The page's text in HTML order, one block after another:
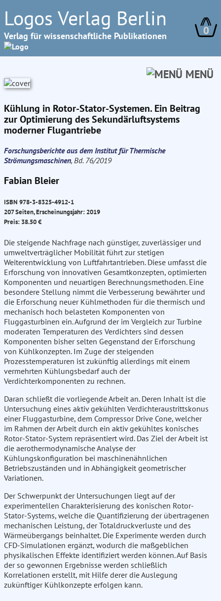
Logos Verlag Berlin
Verlag für wissenschaftliche Publikationen 0
MENÜ
Kühlung in Rotor-Stator-Systemen. Ein Beitrag
zur Optimierung des Sekundärluftsystems
moderner Flugantriebe
Forschungsberichte aus dem Institut für Thermische
Strömungsmaschinen, Bd. 76/2019
Fabian Bleier
ISBN 978-3-8325-4912-1
207 Seiten, Erscheinungsjahr: 2019
Preis: 38.50 €
Die steigende Nachfrage nach günstiger, zuverlässiger und
umweltverträglicher Mobilität führt zur stetigen
Weiterentwicklung von Luftfahrtantrieben. Diese umfasst die
Erforschung von innovativen Gesamtkonzepten, optimierten
Komponenten und neuartigen Berechnungsmethoden. Eine
besondere Stellung nimmt die Verbesserung bewährter und
die Erforschung neuer Kühlmethoden für die thermisch und
mechanisch hoch belasteten Komponenten von
Fluggasturbinen ein. Aufgrund der im Vergleich zur Turbine
moderaten Temperaturen des Verdichters sind dessen
Komponenten bisher selten Gegenstand der Erforschung
von Kühlkonzepten. Im Zuge der steigenden
Prozesstemperaturen ist zukünftig allerdings mit einem
vermehrten Kühlungsbedarf auch der
Verdichterkomponenten zu rechnen.
Daran schließt die vorliegende Arbeit an. Deren Inhalt ist die
Untersuchung eines aktiv gekühlten Verdichteraustrittskonus
einer Fluggasturbine, dem Compressor Drive Cone, welcher
im Rahmen der Arbeit durch ein aktiv gekühltes konisches
Rotor-Stator-System repräsentiert wird. Das Ziel der Arbeit ist
die aerothermodynamische Analyse der
Kühlungskonfiguration bei maschinenähnlichen
Betriebszuständen und in Abhängigkeit geometrischer
Variationen.
Der Schwerpunkt der Untersuchungen liegt auf der
experimentellen Charakterisierung des konischen Rotor-
Stator-Systems, welche die Quantifizierung der übertragenen
mechanischen Leistung, der Totaldruckverluste und des
Wärmeübergangs beinhaltet. Die Experimente werden durch
CFD-Simulationen ergänzt, wodurch die maßgeblichen
physikalischen Effekte identifiziert werden können. Auf Basis
der so gewonnen Ergebnisse werden schließlich
Korrelationen erstellt, mit Hilfe derer die Auslegung
zukünftiger Kühlkonzepte erfolgen kann.